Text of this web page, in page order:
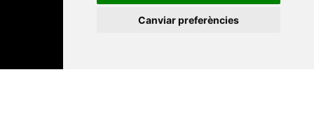
Canviar preferències